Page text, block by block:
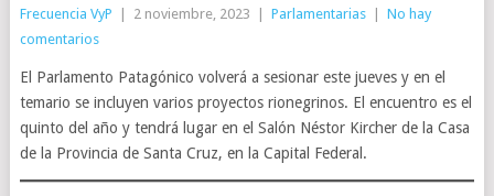
Frecuencia VyP 2 noviembre, 2023 Parlamentarias
No hay
comentarios
El Parlamento Patagónico volverá a sesionar este jueves y en el
temario se incluyen varios proyectos rionegrinos. El encuentro es el
quinto del año y tendrá lugar en el Salón Néstor Kircher de la Casa
de la Provincia de Santa Cruz, en la Capital Federal.